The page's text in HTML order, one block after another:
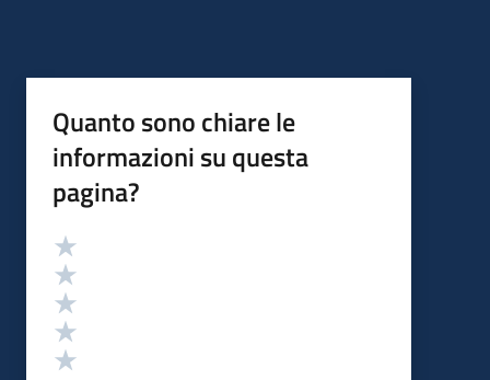
Quanto sono chiare le
informazioni su questa
pagina?
Valutazione